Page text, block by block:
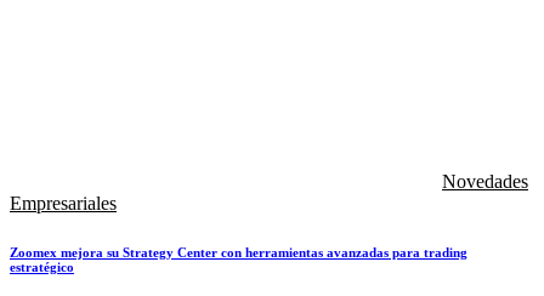
Novedades
Empresariales
Zoomex mejora su Strategy Center con herramientas avanzadas para trading
estratégico